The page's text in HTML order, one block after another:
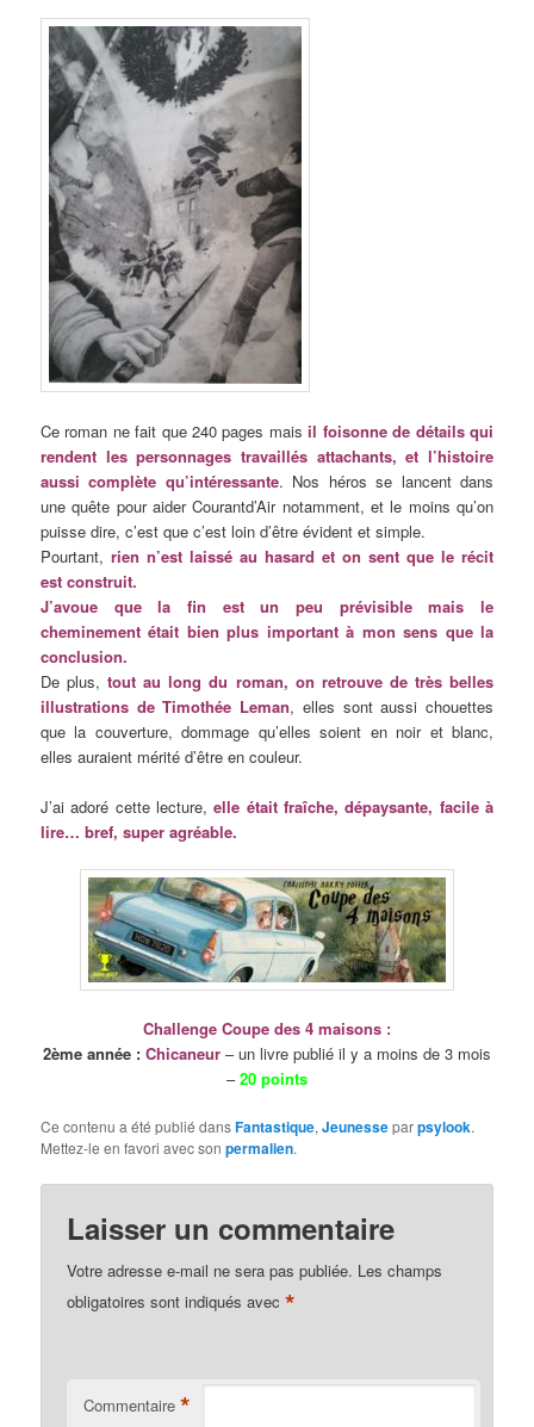
Ce roman ne fait que 240 pages mais il foisonne de détails qui
rendent les personnages travaillés attachants, et l’histoire
aussi complète qu’intéressante. Nos héros se lancent dans
une quête pour aider Courantd’Air notamment, et le moins qu’on
puisse dire, c’est que c’est loin d’être évident et simple.
Pourtant,rien n’est laissé au hasard et on sent que le récit
est construit.
J’avoue que la fin est un peu prévisible mais le
cheminement était bien plus important à mon sens que la
conclusion.
De plus, tout au long du roman, on retrouve de très belles
illustrations de Timothée Leman, elles sont aussi chouettes
que la couverture, dommage qu’elles soient en noir et blanc,
elles auraient mérité d’être en couleur.
J’ai adoré cette lecture,elle était fraîche, dépaysante, facile à
lire… bref, super agréable.
Challenge Coupe des 4 maisons :
2ème année : Chicaneur – un livre publié il y a moins de 3 mois
–20 points
Ce contenu a été publié dansFantastique,Jeunesseparpsylook.
Mettez-le en favori avec sonpermalien.
Laisser un commentaire
Votre adresse e-mail ne sera pas publiée. Les champs
obligatoires sont indiqués avec*
Commentaire *